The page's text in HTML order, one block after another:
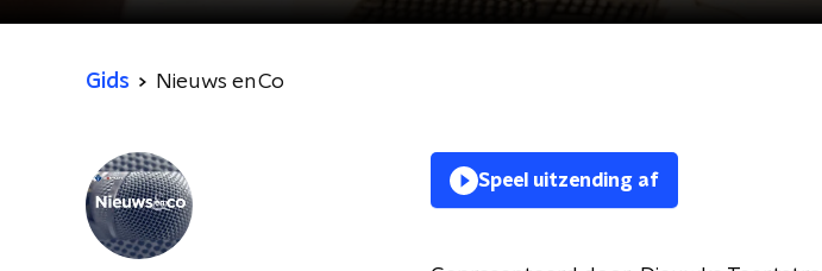
Gids Nieuws en Co
Speel uitzending af